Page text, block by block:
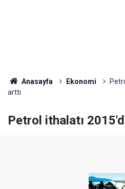
Anasayfa Ekonomi
arttı
Petrol ithalatı